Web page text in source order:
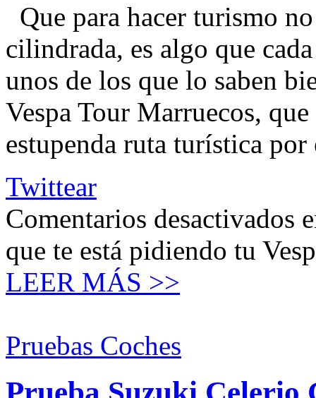
Que para hacer turismo
cilindrada, es algo que
unos de los que lo saben
Vespa Tour Marruecos,
estupenda ruta turística
Twittear
Comentarios desactivados
que te está pidiendo tu
LEER MÁS >>
Pruebas Coches